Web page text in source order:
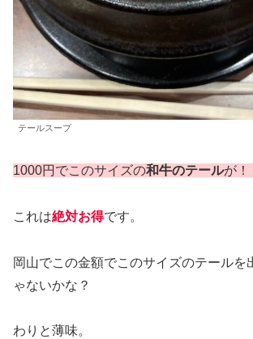
テールスープ
1000円でこのサイズの和牛のテールが！
これは絶対お得です。
岡山でこの金額でこのサイズのテールを
ゃないかな？
わりと薄味。